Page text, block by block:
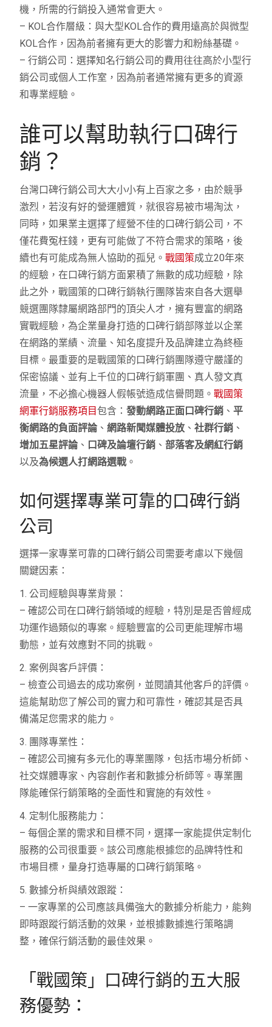
機，所需的行銷投入通常會更大。
– KOL合作層級：與大型KOL合作的費用遠高於與微型
KOL合作，因為前者擁有更大的影響力和粉絲基礎。
– 行銷公司：選擇知名行銷公司的費用往往高於小型行
銷公司或個人工作室，因為前者通常擁有更多的資源
和專業經驗。
誰可以幫助執行口碑行
銷？
台灣口碑行銷公司大大小小有上百家之多，由於競爭
激烈，若沒有好的營運體質，就很容易被市場淘汰，
同時，如果業主選擇了經營不佳的口碑行銷公司，不
僅花費冤枉錢，更有可能做了不符合需求的策略，後
續也有可能成為無人協助的孤兒。戰國策成立20年來
的經驗，在口碑行銷方面累積了無數的成功經驗，除
此之外，戰國策的口碑行銷執行團隊皆來自各大選舉
競選團隊隸屬網路部門的頂尖人才，擁有豐富的網路
實戰經驗，為企業量身打造的口碑行銷部隊並以企業
在網路的業績、流量、知名度提升及品牌建立為終極
目標。最重要的是戰國策的口碑行銷團隊遵守嚴謹的
保密協議、並有上千位的口碑行銷軍團、真人發文真
流量，不必擔心機器人假帳號造成信譽問題。戰國策
網軍行銷服務項目包含：發動網路正面口碑行銷 、平
衡網路的負面評論 、網路新聞媒體投放 、社群行銷 、
增加五星評論 、 口碑及論壇行銷 、部落客及網紅行銷
以及為候選人打網路選戰。
如何選擇專業可靠的口碑行銷
公司
選擇一家專業可靠的口碑行銷公司需要考慮以下幾個
關鍵因素：
1. 公司經驗與專業背景：
– 確認公司在口碑行銷領域的經驗，特別是是否曾經成
功運作過類似的專案。經驗豐富的公司更能理解市場
動態，並有效應對不同的挑戰。
2. 案例與客戶評價：
– 檢查公司過去的成功案例，並閱讀其他客戶的評價。
這能幫助您了解公司的實力和可靠性，確認其是否具
備滿足您需求的能力。
3. 團隊專業性：
– 確認公司擁有多元化的專業團隊，包括市場分析師、
社交媒體專家、內容創作者和數據分析師等。專業團
隊能確保行銷策略的全面性和實施的有效性。
4. 定制化服務能力：
– 每個企業的需求和目標不同，選擇一家能提供定制化
服務的公司很重要。該公司應能根據您的品牌特性和
市場目標，量身打造專屬的口碑行銷策略。
5. 數據分析與績效跟蹤：
– 一家專業的公司應該具備強大的數據分析能力，能夠
即時跟蹤行銷活動的效果，並根據數據進行策略調
整，確保行銷活動的最佳效果。
「戰國策」口碑行銷的五大服
務優勢：